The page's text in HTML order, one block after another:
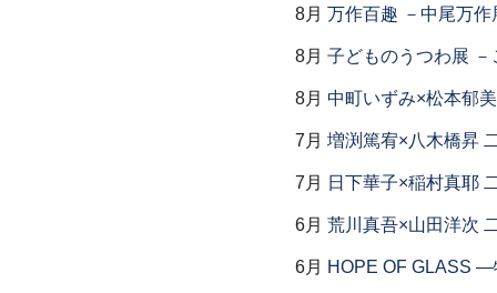
8月 万作百趣 －中尾万作
8月 子どものうつわ展
8月 中町いずみ×松本郁
7月 増渕篤宥×八木橋昇
7月 日下華子×稲村真耶
6月 荒川真吾×山田洋次
6月 HOPE OF GLASS